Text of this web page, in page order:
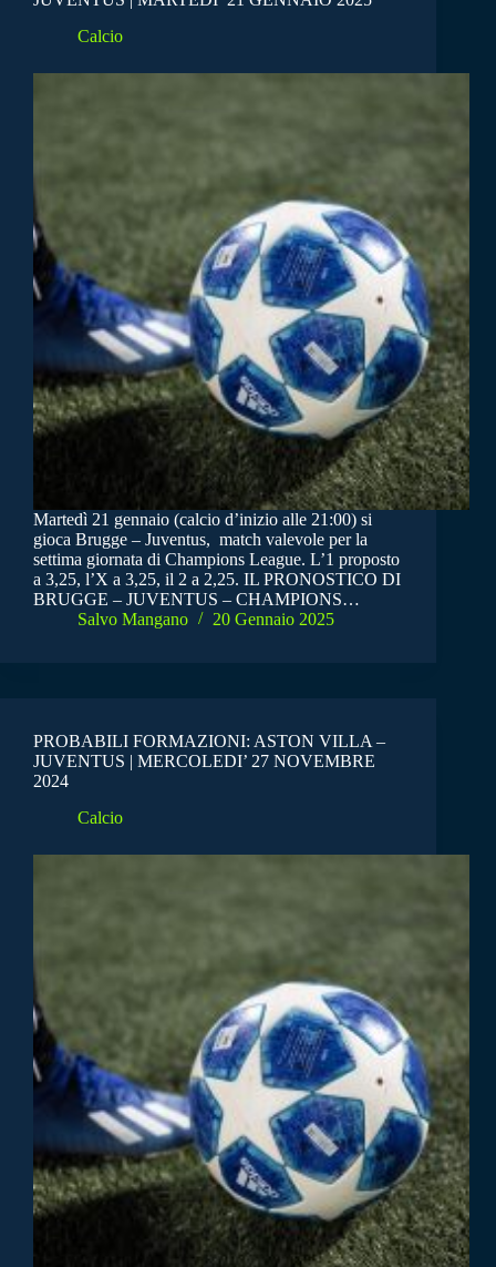
Calcio
Martedì 21 gennaio (calcio d’inizio alle 21:00) si
gioca Brugge – Juventus, match valevole per la
settima giornata di Champions League. L’1 proposto
a 3,25, l’X a 3,25, il 2 a 2,25. IL PRONOSTICO DI
BRUGGE – JUVENTUS – CHAMPIONS…
Salvo Mangano
20 Gennaio 2025
PROBABILI FORMAZIONI: ASTON VILLA –
JUVENTUS | MERCOLEDI’ 27 NOVEMBRE
2024
Calcio